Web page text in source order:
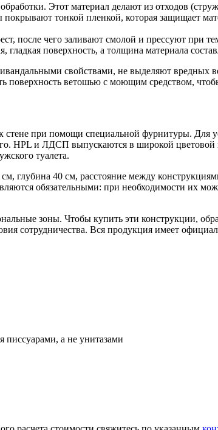
Этот материал делают из отходов
тонкой пленкой, которая защищает
после чего заливают смолой и прессуют при
поверхность, а толщина материала
свойствами, не выделяют
поверхность ветошью с моющим средством,
стене при помощи специальной фурнитуры. Для
HPL и ЛДСП выпускаются в широкой цветовой
туалета.
глубина 40 см, расстояние между
обязательными: при необходимости их
зоны. Чтобы купить эти конструкции,
сотрудничества. Вся продукция имеет
писсуарами, а не унитазами